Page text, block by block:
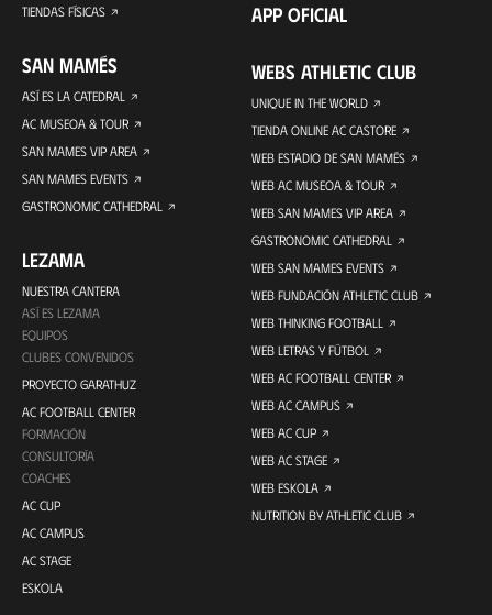
TIENDAS FÍSICAS
SAN MAMÉS
ASÍ ES LA CATEDRAL
AC MUSEOA & TOUR
SAN MAMES VIP AREA
SAN MAMES EVENTS
GASTRONOMIC CATHEDRAL
LEZAMA
NUESTRA CANTERA
ASÍ ES LEZAMA
EQUIPOS
CLUBES CONVENIDOS
PROYECTO GARATHUZ
AC FOOTBALL CENTER
FORMACIÓN
CONSULTORÍA
COACHES
AC CUP
AC CAMPUS
AC STAGE
ESKOLA
APP OFICIAL
WEBS ATHLETIC CLUB
UNIQUE IN THE WORLD
TIENDA ONLINE AC CASTORE
WEB ESTADIO DE SAN MAMÉS
WEB AC MUSEOA & TOUR
WEB SAN MAMES VIP AREA
GASTRONOMIC CATHEDRAL
WEB SAN MAMES EVENTS
WEB FUNDACIÓN ATHLETIC CLUB
WEB THINKING FOOTBALL
WEB LETRAS Y FÚTBOL
WEB AC FOOTBALL CENTER
WEB AC CAMPUS
WEB AC CUP
WEB AC STAGE
WEB ESKOLA
NUTRITION BY ATHLETIC CLUB